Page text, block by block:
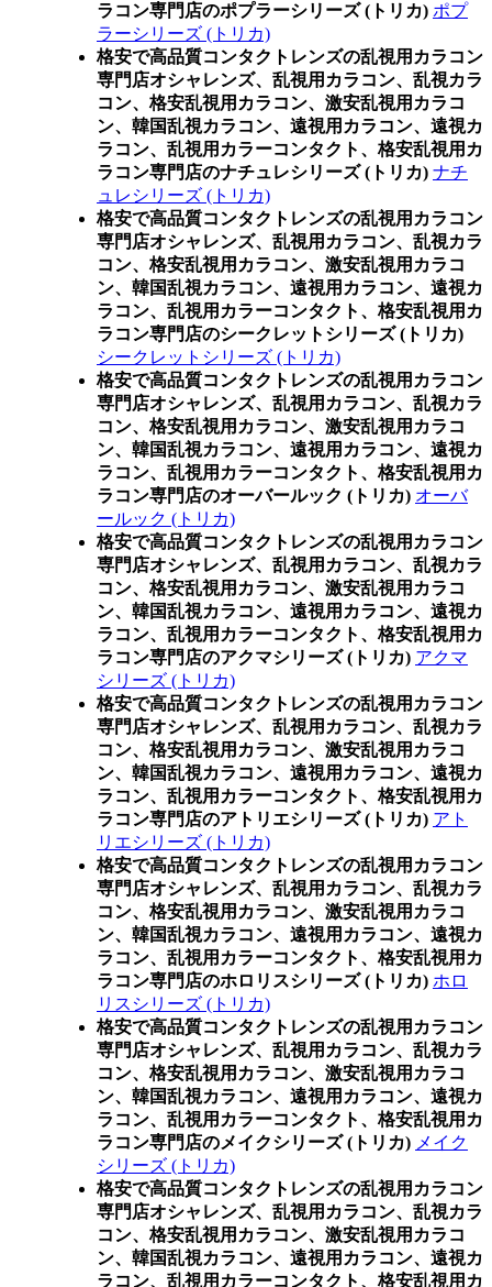
ラコン専門店のポプラーシリーズ (トリカ) ポプ
ラーシリーズ (トリカ)
格安で高品質コンタクトレンズの乱視用カラコン
専門店オシャレンズ、乱視用カラコン、乱視カラ
コン、格安乱視用カラコン、激安乱視用カラコ
ン、韓国乱視カラコン、遠視用カラコン、遠視カ
ラコン、乱視用カラーコンタクト、格安乱視用カ
ラコン専門店のナチュレシリーズ (トリカ) ナチ
ュレシリーズ (トリカ)
格安で高品質コンタクトレンズの乱視用カラコン
専門店オシャレンズ、乱視用カラコン、乱視カラ
コン、格安乱視用カラコン、激安乱視用カラコ
ン、韓国乱視カラコン、遠視用カラコン、遠視カ
ラコン、乱視用カラーコンタクト、格安乱視用カ
ラコン専門店のシークレットシリーズ (トリカ)
シークレットシリーズ (トリカ)
格安で高品質コンタクトレンズの乱視用カラコン
専門店オシャレンズ、乱視用カラコン、乱視カラ
コン、格安乱視用カラコン、激安乱視用カラコ
ン、韓国乱視カラコン、遠視用カラコン、遠視カ
ラコン、乱視用カラーコンタクト、格安乱視用カ
ラコン専門店のオーバールック (トリカ) オーバ
ールック (トリカ)
格安で高品質コンタクトレンズの乱視用カラコン
専門店オシャレンズ、乱視用カラコン、乱視カラ
コン、格安乱視用カラコン、激安乱視用カラコ
ン、韓国乱視カラコン、遠視用カラコン、遠視カ
ラコン、乱視用カラーコンタクト、格安乱視用カ
ラコン専門店のアクマシリーズ (トリカ) アクマ
シリーズ (トリカ)
格安で高品質コンタクトレンズの乱視用カラコン
専門店オシャレンズ、乱視用カラコン、乱視カラ
コン、格安乱視用カラコン、激安乱視用カラコ
ン、韓国乱視カラコン、遠視用カラコン、遠視カ
ラコン、乱視用カラーコンタクト、格安乱視用カ
ラコン専門店のアトリエシリーズ (トリカ) アト
リエシリーズ (トリカ)
格安で高品質コンタクトレンズの乱視用カラコン
専門店オシャレンズ、乱視用カラコン、乱視カラ
コン、格安乱視用カラコン、激安乱視用カラコ
ン、韓国乱視カラコン、遠視用カラコン、遠視カ
ラコン、乱視用カラーコンタクト、格安乱視用カ
ラコン専門店のホロリスシリーズ (トリカ) ホロ
リスシリーズ (トリカ)
格安で高品質コンタクトレンズの乱視用カラコン
専門店オシャレンズ、乱視用カラコン、乱視カラ
コン、格安乱視用カラコン、激安乱視用カラコ
ン、韓国乱視カラコン、遠視用カラコン、遠視カ
ラコン、乱視用カラーコンタクト、格安乱視用カ
ラコン専門店のメイクシリーズ (トリカ) メイク
シリーズ (トリカ)
格安で高品質コンタクトレンズの乱視用カラコン
専門店オシャレンズ、乱視用カラコン、乱視カラ
コン、格安乱視用カラコン、激安乱視用カラコ
ン、韓国乱視カラコン、遠視用カラコン、遠視カ
ラコン、乱視用カラーコンタクト、格安乱視用カ